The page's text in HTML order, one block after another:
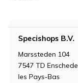
Specishops B.V.
Marssteden 104
7547 TD Enschede
les Pays-Bas